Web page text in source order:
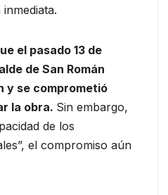
el pasado 13 de
de San Román
y se comprometió
la obra. Sin embargo,
de los
el compromiso aún